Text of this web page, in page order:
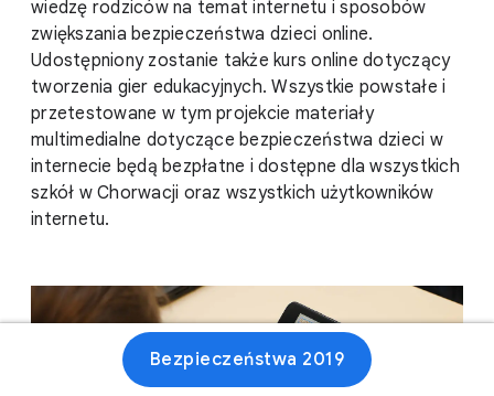
wiedzę rodziców na temat internetu i sposobów
zwiększania bezpieczeństwa dzieci online.
Udostępniony zostanie także kurs online dotyczący
tworzenia gier edukacyjnych. Wszystkie powstałe i
przetestowane w tym projekcie materiały
multimedialne dotyczące bezpieczeństwa dzieci w
internecie będą bezpłatne i dostępne dla wszystkich
szkół w Chorwacji oraz wszystkich użytkowników
internetu.
Bezpieczeństwa 2019